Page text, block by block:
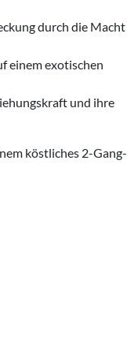
durch die Macht
einem exotischen
und ihre
köstliches 2-Gang-